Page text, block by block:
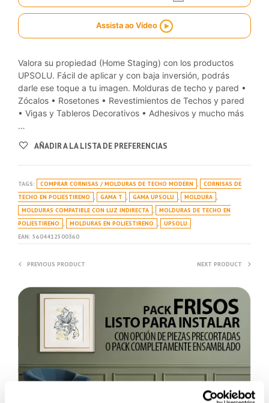
Assista ao Vídeo
Valora su propiedad (Home Staging) con los productos
UPSOLU. Fácil de aplicar y con baja inversión, podrás
darle ese toque a tu imagen. Molduras de techo y pared •
Zócalos • Rosetones • Revestimientos de Techos y pared
• Vigas y Tableros Decorativos • Adhesivos y mucho más
…
AÑADIR A LA LISTA DE PREFERENCIAS
TAGS: COMPRAR CORNISAS / MOLDURAS DE TECHO MODERN ,
CORNISAS DE
TECHO EN POLIESTIRENO
, GAMA T , GAMA UPSOLU , MOLDURA ,
MOLDURAS COMPATIBLE CON LUZ INDIRECTA ,
MOLDURAS DE TECHO EN
POLIESTIRENO
, MOLDURAS EN POLIESTIRENO ,
UPSOLU
EAN: 5604412500360
PREVIOUS PRODUCT NEXT PRODUCT